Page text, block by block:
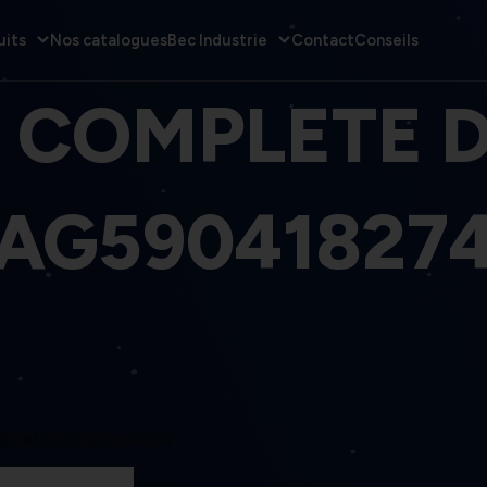
Nos cataloguesBec Industrie ContactConseils
COMPLETE